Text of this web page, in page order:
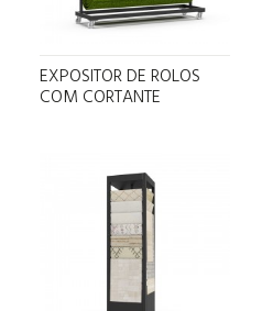
EXPOSITOR DE ROLOS
COM CORTANTE